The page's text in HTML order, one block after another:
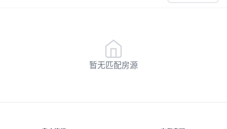
—
100-200 200+
暂无匹配房源